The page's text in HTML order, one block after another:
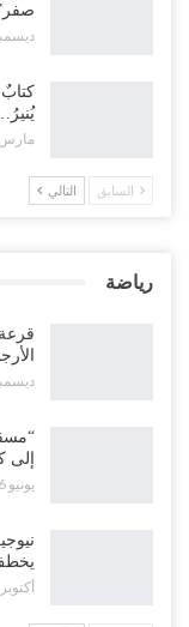
ديسمبر 19,
مارس 4, 2024
السابق التالي
رياضة
ديسمبر 7,
إلى
يونيو 6, 2025
أكتوبر 14, 2024